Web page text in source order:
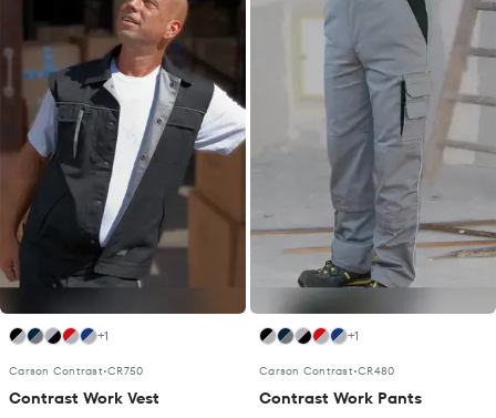
+1
Carson Contrast•CR750
Contrast Work Vest
+1
Carson Contrast•CR480
Contrast Work Pants